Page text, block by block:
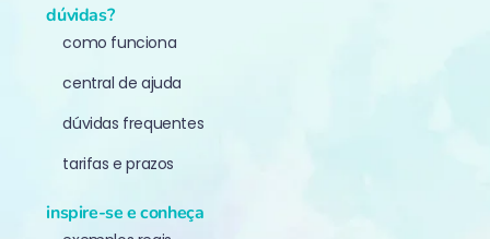
dúvidas?
como funciona
central de ajuda
dúvidas frequentes
tarifas e prazos
inspire-se e conheça